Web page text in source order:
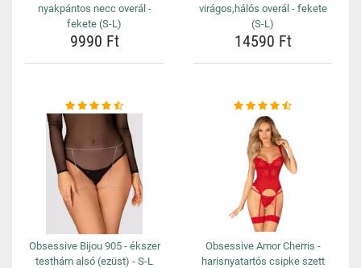
nyakpántos necc overál -
fekete (S-L)
9990 Ft
virágos,hálós overál - fekete
(S-L)
14590 Ft
Obsessive Bijou 905 - ékszer
testhám alsó (ezüst) - S-L
Obsessive Amor Cherris -
harisnyatartós csipke szett